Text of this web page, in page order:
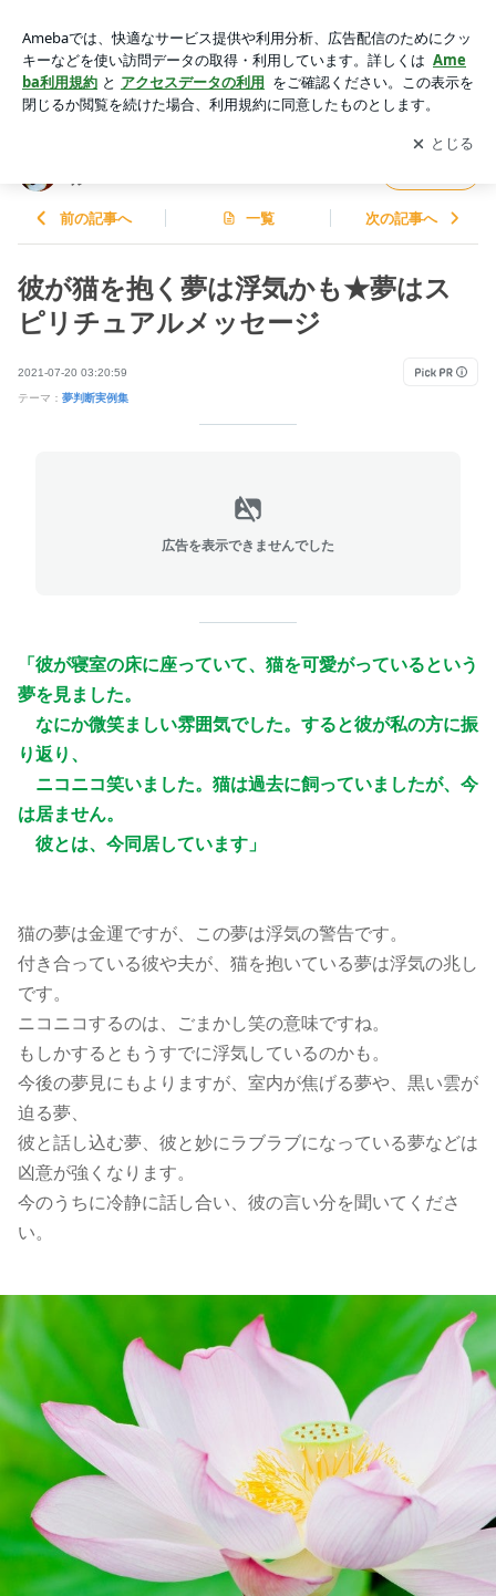
AI意識革命と三島由紀夫：柴犬スピリチュアル
アプリをダウンロードして ブログの更新通知
を受け取りまし
ょう。
開く
ル
前の記事へ 一覧 次の記事へ
彼が猫を抱く夢は浮気かも★夢はス
ピリチュアルメッセージ
2021-07-20 03:20:59
テーマ： 夢判断実例集
広告を表示できませんでした
「彼が寝室の床に座っていて、猫を可愛がっているという
夢を見ました。
なにか微笑ましい雰囲気でした。すると彼が私の方に振
り返り、
ニコニコ笑いました。猫は過去に飼っていましたが、今
は居ません。
彼とは、今同居しています」
猫の夢は金運ですが、この夢は浮気の警告です。
付き合っている彼や夫が、猫を抱いている夢は浮気の兆し
です。
ニコニコするのは、ごまかし笑の意味ですね。
もしかするともうすでに浮気しているのかも。
今後の夢見にもよりますが、室内が焦げる夢や、黒い雲が
迫る夢、
彼と話し込む夢、彼と妙にラブラブになっている夢などは
凶意が強くなります。
今のうちに冷静に話し合い、彼の言い分を聞いてくださ
い。